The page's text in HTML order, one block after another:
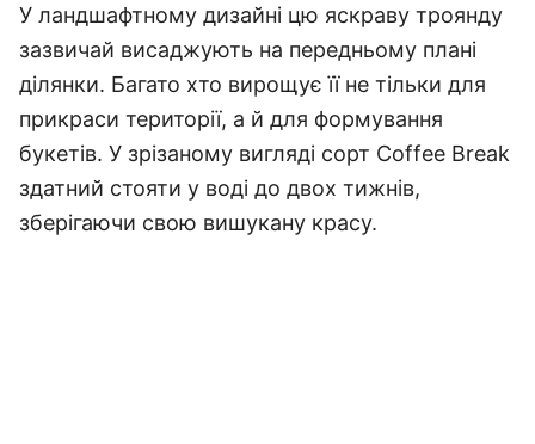
У ландшафтному дизайні цю яскраву троянду
зазвичай висаджують на передньому плані
ділянки. Багато хто вирощує її не тільки для
прикраси території, а й для формування
букетів. У зрізаному вигляді сорт Coffee Break
здатний стояти у воді до двох тижнів,
зберігаючи свою вишукану красу.